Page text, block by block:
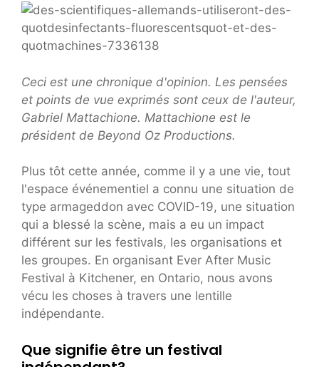
Ceci est une chronique d'opinion. Les pensées
et points de vue exprimés sont ceux de l'auteur,
Gabriel Mattachione. Mattachione est le
président de Beyond Oz Productions.
Plus tôt cette année, comme il y a une vie, tout
l'espace événementiel a connu une situation de
type armageddon avec COVID-19, une situation
qui a blessé la scène, mais a eu un impact
différent sur les festivals, les organisations et
les groupes. En organisant Ever After Music
Festival à Kitchener, en Ontario, nous avons
vécu les choses à travers une lentille
indépendante.
Que signifie être un festival